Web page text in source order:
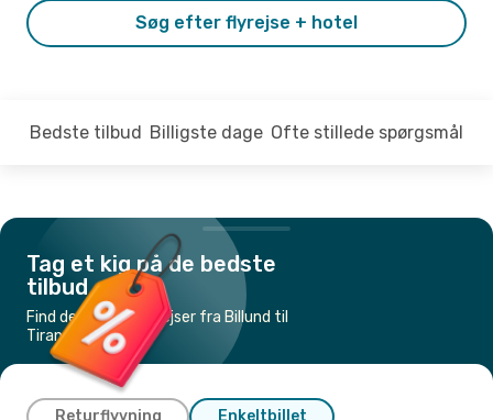
Søg efter flyrejse + hotel
Bedste tilbud Billigste dage Ofte stillede spørgsmål
Tag et kig på de bedste
tilbud
Find de billigste flyrejser fra Billund til
Tirana
Returflyvning Enkeltbillet